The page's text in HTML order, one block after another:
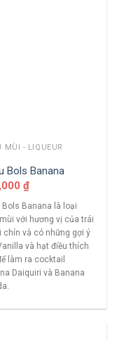
MÙI - LIQUEUR
Bols Banana
₫
Bols Banana là loại
với hương vị của trái
chín và có những gợi ý
và hạt điều thích
làm ra cocktail
Daiquiri và Banana